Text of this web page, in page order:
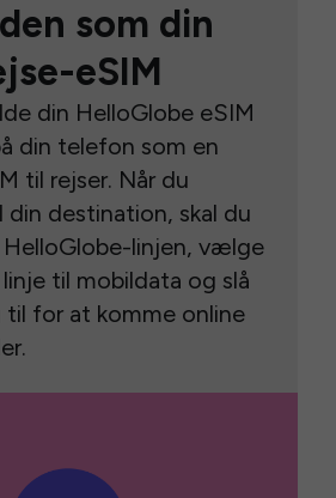
som din
eSIM
din HelloGlobe eSIM
din telefon som en
til rejser. Når du
din destination, skal du
linjen, vælge
til mobildata og slå
til for at komme online